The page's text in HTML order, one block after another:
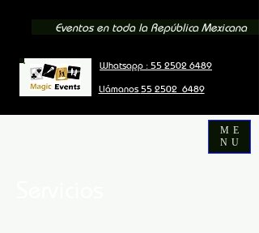
ME
NU
Eventos en toda la República Mexicana
Whatsapp : 55 2502 6489
Llámanos 55 2502 6489